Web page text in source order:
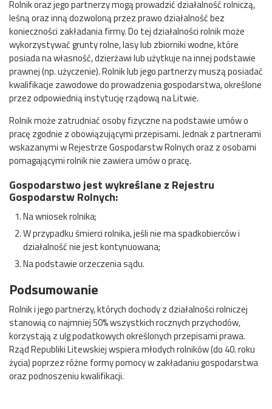
Rolnik oraz jego partnerzy mogą prowadzić działalność rolniczą,
leśną oraz inną dozwoloną przez prawo działalność bez
konieczności zakładania firmy. Do tej działalności rolnik może
wykorzystywać grunty rolne, lasy lub zbiorniki wodne, które
posiada na własność, dzierżawi lub użytkuje na innej podstawie
prawnej (np. użyczenie). Rolnik lub jego partnerzy muszą posiadać
kwalifikacje zawodowe do prowadzenia gospodarstwa, określone
przez odpowiednią instytucję rządową na Litwie.
Rolnik może zatrudniać osoby fizyczne na podstawie umów o
pracę zgodnie z obowiązującymi przepisami. Jednak z partnerami
wskazanymi w Rejestrze Gospodarstw Rolnych oraz z osobami
pomagającymi rolnik nie zawiera umów o pracę.
Gospodarstwo jest wykreślane z Rejestru
Gospodarstw Rolnych:
Na wniosek rolnika;
W przypadku śmierci rolnika, jeśli nie ma spadkobierców i
działalność nie jest kontynuowana;
Na podstawie orzeczenia sądu.
Podsumowanie
Rolnik i jego partnerzy, których dochody z działalności rolniczej
stanowią co najmniej 50% wszystkich rocznych przychodów,
korzystają z ulg podatkowych określonych przepisami prawa.
Rząd Republiki Litewskiej wspiera młodych rolników (do 40. roku
życia) poprzez różne formy pomocy w zakładaniu gospodarstwa
oraz podnoszeniu kwalifikacji.